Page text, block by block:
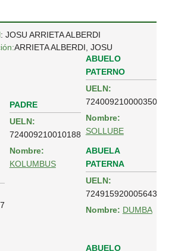
: JOSU ARRIETA ALBERDI
ARRIETA ALBERDI, JOSU
PADRE
UELN:
724009210010188
Nombre:
KOLUMBUS
ABUELO
PATERNO
UELN:
724009210000350
Nombre:
SOLLUBE
ABUELA
PATERNA
UELN:
724915920005643
Nombre: DUMBA
ABUELO